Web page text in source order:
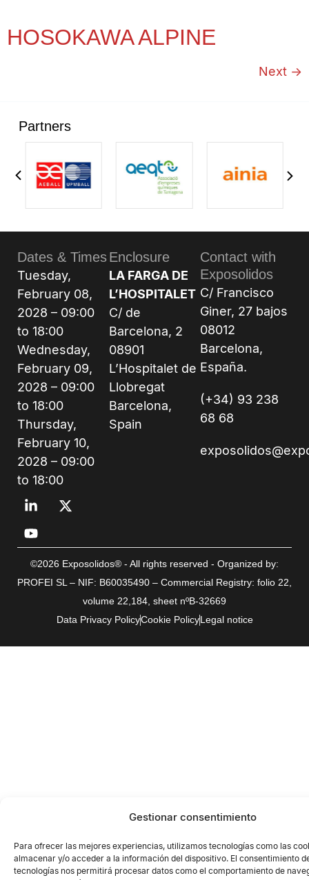
Gestionar consentimiento
Para ofrecer las mejores experiencias, utilizamos tecnologías como las
almacenar y/o acceder a la información del dispositivo. El consentimiento
tecnologías nos permitirá procesar datos como el comportamiento de
HOSOKAWA ALPINE
Next →
Partners
Dates & Times
Tuesday,
February 08,
2028 – 09:00
to 18:00
Wednesday,
February 09,
2028 – 09:00
to 18:00
Thursday,
February 10,
2028 – 09:00
to 18:00
Enclosure
LA FARGA DE
L’HOSPITALET
C/ de
Barcelona, 2
08901
L’Hospitalet de
Llobregat
Barcelona,
Spain
Contact with
Exposolidos
C/ Francisco
Giner, 27 bajos
08012
Barcelona,
España.
(+34) 93 238
68 68
©2026 Exposolidos® - All rights reserved - Organized by:
PROFEI SL – NIF: B60035490 – Commercial Registry: folio 22,
volume 22,184, sheet nºB-32669
Data Privacy PolicyCookie PolicyLegal notice